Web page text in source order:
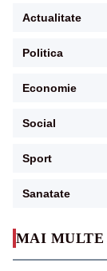
MAI
Actualitate
Politica
Economie
Social
Sport
Sanatate